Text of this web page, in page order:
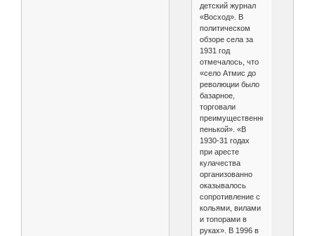
детский журнал
«Восход». В
политическом
обзоре села за
1931 год
отмечалось, что
«село Атмис до
революции было
базарное,
торговали
преимущественно
пенькой». «В
1930-31 годах
при аресте
кулачества
организованно
оказывалось
сопротивление с
кольями, вилами
и топорами в
руках». В 1996 в